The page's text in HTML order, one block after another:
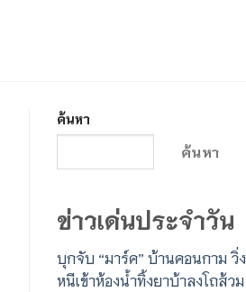
ค้นหา
ค้นหา
ข่าวเด่นประจำวัน
บุกจับ “มาร์ค” บ้านคอนกาม วิ่ง
หนีเข้าห้องน้ำทิ้งยาบ้าลงโถส้วม